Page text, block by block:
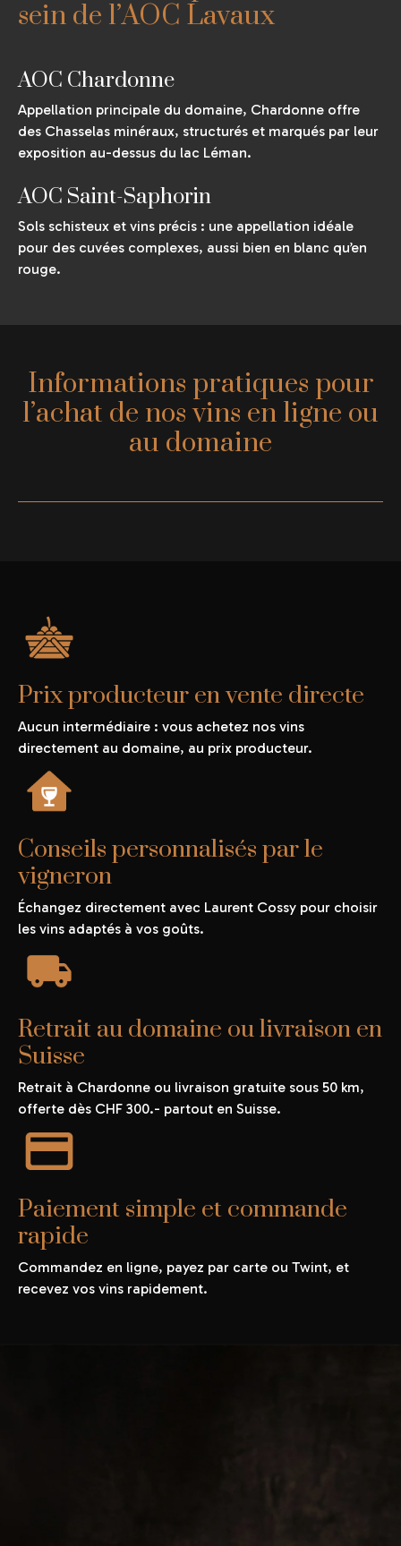
sein de l’AOC Lavaux
AOC Chardonne
Appellation principale du domaine, Chardonne offre
des Chasselas minéraux, structurés et marqués par leur
exposition au-dessus du lac Léman.
AOC Saint-Saphorin
Sols schisteux et vins précis : une appellation idéale
pour des cuvées complexes, aussi bien en blanc qu’en
rouge.
Informations pratiques pour
l’achat de nos vins en ligne ou
au domaine
Prix producteur en vente directe
Aucun intermédiaire : vous achetez nos vins
directement au domaine, au prix producteur.
Conseils personnalisés par le
vigneron
Échangez directement avec Laurent Cossy pour choisir
les vins adaptés à vos goûts.
Retrait au domaine ou livraison en
Suisse
Retrait à Chardonne ou livraison gratuite sous 50 km,
offerte dès CHF 300.- partout en Suisse.
Paiement simple et commande
rapide
Commandez en ligne, payez par carte ou Twint, et
recevez vos vins rapidement.